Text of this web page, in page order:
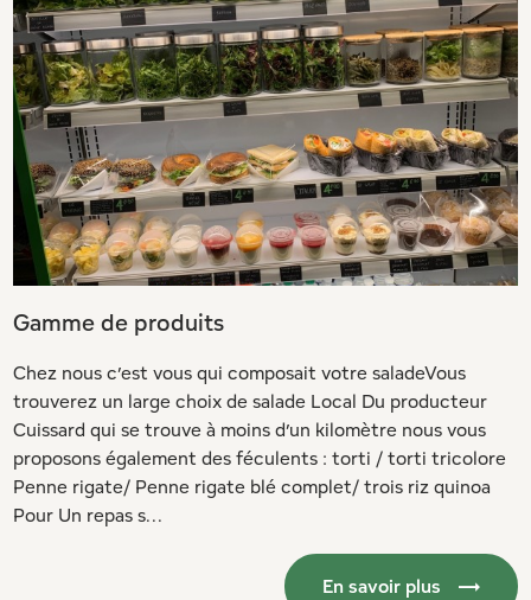
Gamme de produits
Chez nous c’est vous qui composait votre saladeVous
trouverez un large choix de salade Local Du producteur
Cuissard qui se trouve à moins d’un kilomètre nous vous
proposons également des féculents : torti / torti tricolore
Penne rigate/ Penne rigate blé complet/ trois riz quinoa
Pour Un repas s...
En savoir plus